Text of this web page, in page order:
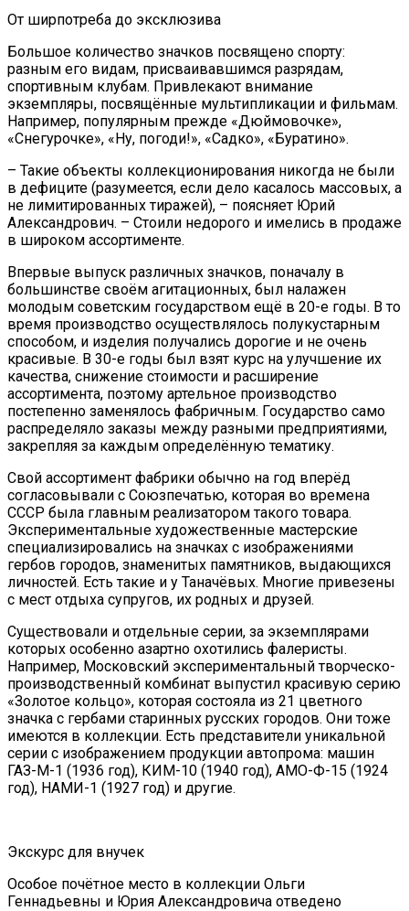
От ширпотреба до эксклюзива
Большое количество значков посвящено спорту:
разным его видам, присваивавшимся разрядам,
спортивным клубам. Привлекают внимание
экземпляры, посвящённые мультипликации и фильмам.
Например, популярным прежде «Дюймовочке»,
«Снегурочке», «Ну, погоди!», «Садко», «Буратино».
– Такие объекты коллекционирования никогда не были
в дефиците (разумеется, если дело касалось массовых, а
не лимитированных тиражей), – поясняет Юрий
Александрович. – Стоили недорого и имелись в продаже
в широком ассортименте.
Впервые выпуск различных значков, поначалу в
большинстве своём агитационных, был налажен
молодым советским государством ещё в 20-е годы. В то
время производство осуществлялось полукустарным
способом, и изделия получались дорогие и не очень
красивые. В 30-е годы был взят курс на улучшение их
качества, снижение стоимости и расширение
ассортимента, поэтому артельное производство
постепенно заменялось фабричным. Государство само
распределяло заказы между разными предприятиями,
закрепляя за каждым определённую тематику.
Свой ассортимент фабрики обычно на год вперёд
согласовывали с Союзпечатью, которая во времена
СССР была главным реализатором такого товара.
Экспериментальные художественные мастерские
специализировались на значках с изображениями
гербов городов, знаменитых памятников, выдающихся
личностей. Есть такие и у Таначёвых. Многие привезены
с мест отдыха супругов, их родных и друзей.
Существовали и отдельные серии, за экземплярами
которых особенно азартно охотились фалеристы.
Например, Московский экспериментальный творческо-
производственный комбинат выпустил красивую серию
«Золотое кольцо», которая состояла из 21 цветного
значка с гербами старинных русских городов. Они тоже
имеются в коллекции. Есть представители уникальной
серии с изображением продукции автопрома: машин
ГАЗ-М-1 (1936 год), КИМ-10 (1940 год), АМО-Ф-15 (1924
год), НАМИ-1 (1927 год) и другие.
Экскурс для внучек
Особое почётное место в коллекции Ольги
Геннадьевны и Юрия Александровича отведено